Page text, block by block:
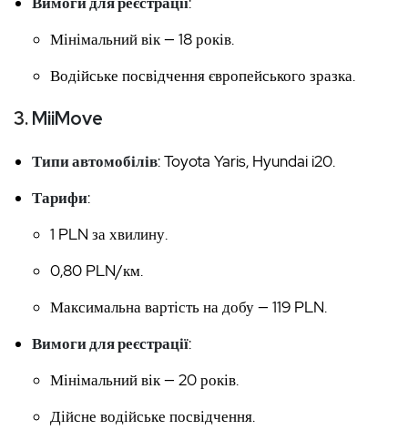
Мінімальний вік — 18 років.
Водійське посвідчення європейського зразка.
3.MiiMove
Типи автомобілів: Toyota Yaris, Hyundai i20.
Тарифи:
1 PLN за хвилину.
0,80 PLN/км.
Максимальна вартість на добу — 119 PLN.
Вимоги для реєстрації:
Мінімальний вік — 20 років.
Дійсне водійське посвідчення.